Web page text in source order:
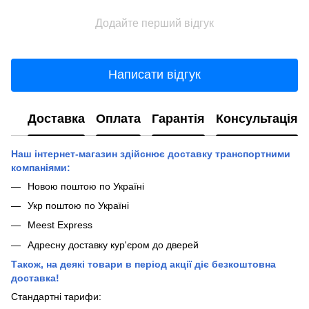
Додайте перший відгук
Написати відгук
Доставка Оплата Гарантія Консультація
Наш інтернет-магазин здійснює доставку транспортними
компаніями:
Новою поштою по Україні
Укр поштою по Україні
Meest Express
Адресну доставку кур'єром до дверей
Також, на деякі товари в період акції діє безкоштовна
доставка!
Стандартні тарифи: